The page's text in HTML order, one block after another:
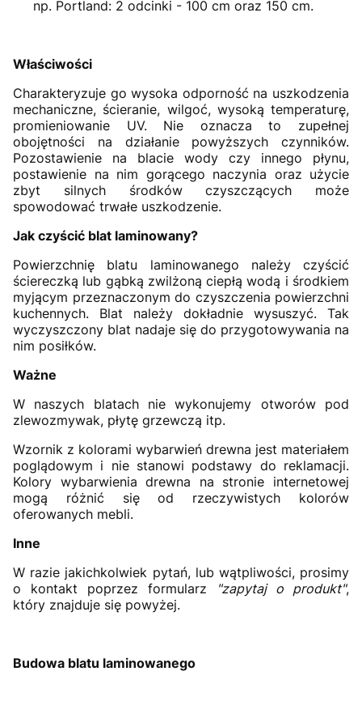
np. Portland: 2 odcinki - 100 cm oraz 150 cm.
Właściwości
Charakteryzuje go wysoka odporność na uszkodzenia
mechaniczne, ścieranie, wilgoć, wysoką temperaturę,
promieniowanie UV. Nie oznacza to zupełnej
obojętności na działanie powyższych czynników.
Pozostawienie na blacie wody czy innego płynu,
postawienie na nim gorącego naczynia oraz użycie
zbyt silnych środków czyszczących może
spowodować trwałe uszkodzenie.
Jak czyścić blat laminowany?
Powierzchnię blatu laminowanego należy czyścić
ściereczką lub gąbką zwilżoną ciepłą wodą i środkiem
myjącym przeznaczonym do czyszczenia powierzchni
kuchennych. Blat należy dokładnie wysuszyć. Tak
wyczyszczony blat nadaje się do przygotowywania na
nim posiłków.
Ważne
W naszych blatach nie wykonujemy otworów pod
zlewozmywak, płytę grzewczą itp.
Wzornik z kolorami wybarwień drewna jest materiałem
poglądowym i nie stanowi podstawy do reklamacji.
Kolory wybarwienia drewna na stronie internetowej
mogą różnić się od rzeczywistych kolorów
oferowanych mebli.
Inne
W razie jakichkolwiek pytań, lub wątpliwości, prosimy
o kontakt poprzez formularz
"zapytaj o produkt",
który znajduje się powyżej.
Budowa blatu laminowanego